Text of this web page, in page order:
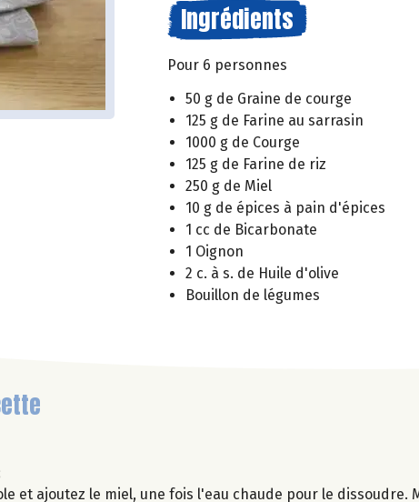
Ingrédients
Pour 6 personnes
50 g de Graine de courge
125 g de Farine au sarrasin
1000 g de Courge
125 g de Farine de riz
250 g de Miel
10 g de épices à pain d'épices
1 cc de Bicarbonate
1 Oignon
2 c. à s. de Huile d'olive
Bouillon de légumes
et ajoutez le miel, une fois l'eau chaude pour le dissoudre.